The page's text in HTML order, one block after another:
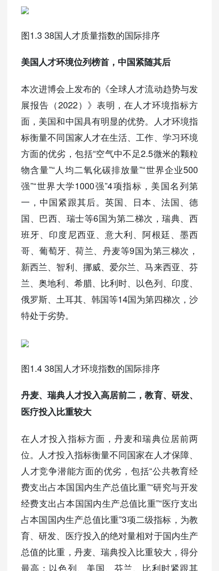
图1.3 38国人才质量指数的国际排序
美国人才环境位列榜首，中国紧随其后
本次进博会上发布的《全球人才流动趋势与发
展报告（2022）》表明，在人才环境指标方
面，美国和中国具有明显的优势。人才环境指
标衡量不同国家人才在生活、工作、学习环境
方面的优劣，包括“空气中不足2.5微米的颗粒
物含量”“人均二氧化碳排放量”“世界企业500
强”“世界大学1000强”4项指标，美国名列第
一，中国紧跟其后。英国、日本、法国、德
国、巴西、瑞士等6国为第二梯次，瑞典、西
班牙、印度尼西亚、意大利、阿根廷、墨西
哥、葡萄牙、荷兰、丹麦等9国为第三梯次，
新西兰、智利、挪威、爱尔兰、马来西亚、芬
兰、奥地利、希腊、比利时、以色列、印度、
俄罗斯、土耳其、韩国等14国为第四梯次，沙
特处于劣势。
图1.4 38国人才环境指数的国际排序
丹麦、瑞典人才投入高居前二，教育、研发、
医疗投入比重较大
在人才投入指标方面，丹麦和瑞典位居前两
位。人才投入指标衡量不同国家在人才保障、
人才竞争潜能方面的优劣，包括“公共教育经
费支出占本国国内生产总值比重”“研究与开发
经费支出占本国国内生产总值比重”“医疗支出
占本国国内生产总值比重”3项二级指标，为教
育、研发、医疗投入的绝对量相对于国内生产
总值的比重，丹麦、瑞典投入比重较大，得分
最高；以色列、美国、芬兰、比利时紧跟其